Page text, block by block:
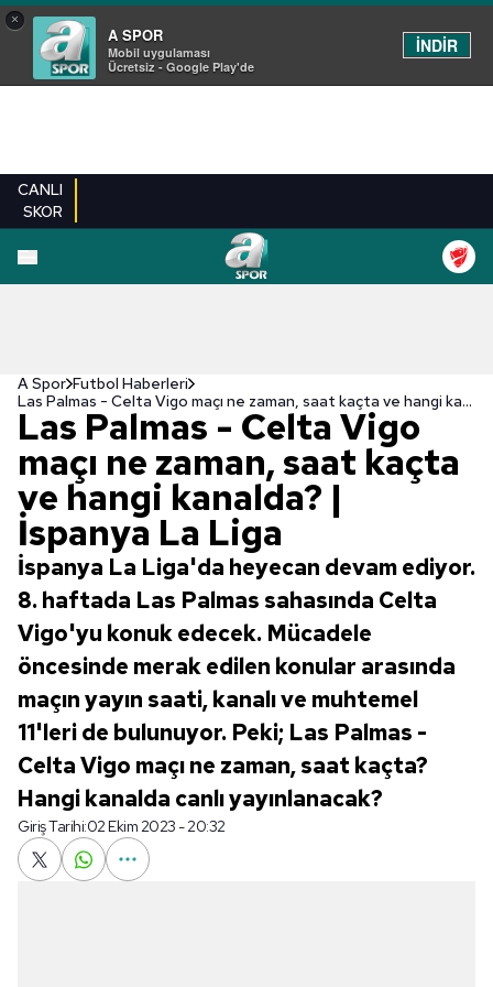
×
A SPOR
Mobil uygulaması
Ücretsiz - Google Play'de
İNDİR
CANLI
SKOR
A Spor Futbol Haberleri
Las Palmas - Celta Vigo maçı ne zaman, saat kaçta ve hangi kanalda? | İspanya La Liga
Las Palmas - Celta Vigo
maçı ne zaman, saat kaçta
ve hangi kanalda? |
İspanya La Liga
İspanya La Liga'da heyecan devam ediyor.
8. haftada Las Palmas sahasında Celta
Vigo'yu konuk edecek. Mücadele
öncesinde merak edilen konular arasında
maçın yayın saati, kanalı ve muhtemel
11'leri de bulunuyor. Peki; Las Palmas -
Celta Vigo maçı ne zaman, saat kaçta?
Hangi kanalda canlı yayınlanacak?
Giriş Tarihi:02 Ekim 2023 - 20:32